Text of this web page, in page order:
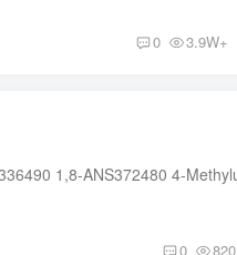
0 3.9W+
0 820